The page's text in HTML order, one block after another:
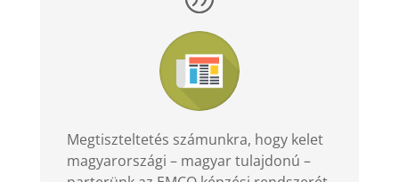
Megtiszteltetés számunkra, hogy kelet
magyarországi – magyar tulajdonú –